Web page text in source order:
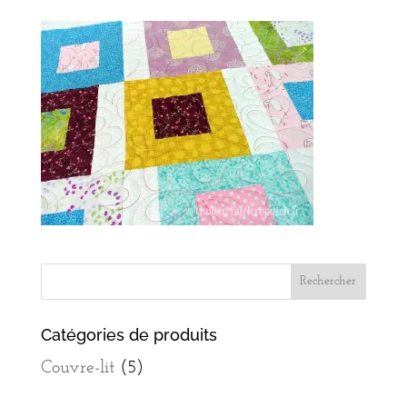
Catégories de produits
Couvre-lit (5)